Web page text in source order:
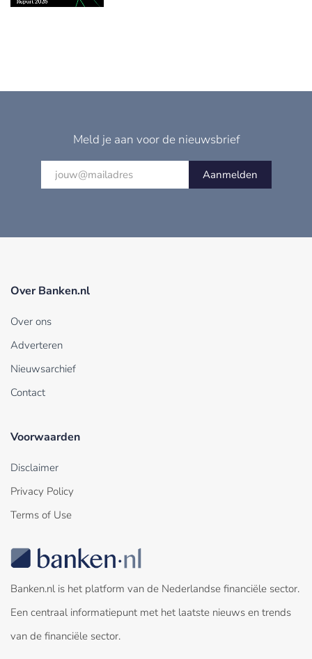
Meld je aan voor de nieuwsbrief
Aanmelden
Over Banken.nl
Over ons
Adverteren
Nieuwsarchief
Contact
Voorwaarden
Disclaimer
Privacy Policy
Terms of Use
Banken.nl is het platform van de Nederlandse financiële sector.
Een centraal informatiepunt met het laatste nieuws en trends
van de financiële sector.